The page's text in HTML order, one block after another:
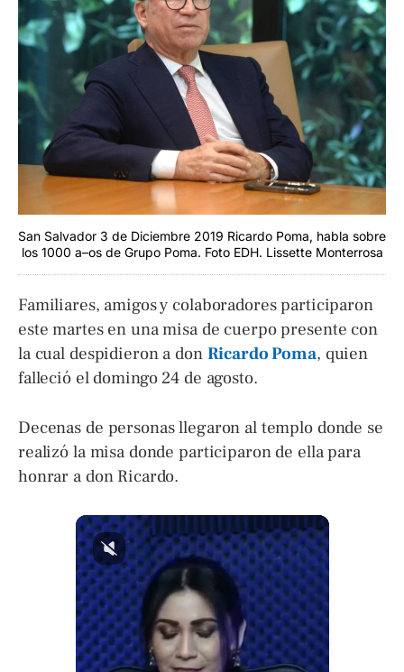
San Salvador 3 de Diciembre 2019 Ricardo Poma, habla sobre
los 1000 a–os de Grupo Poma. Foto EDH. Lissette Monterrosa
Familiares, amigos y colaboradores participaron
este martes en una misa de cuerpo presente con
la cual despidieron a don Ricardo Poma, quien
falleció el domingo 24 de agosto.
Decenas de personas llegaron al templo donde se
realizó la misa donde participaron de ella para
honrar a don Ricardo.